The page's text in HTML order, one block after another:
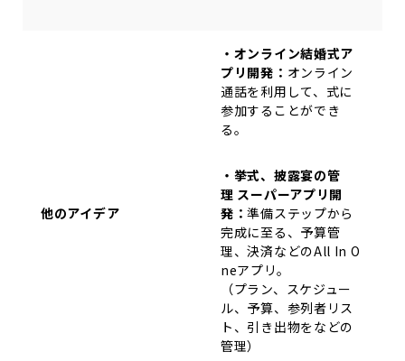
他のアイデア
・オンライン結婚式ア
プリ開発： オンライン
通話を利用して、式に
参加することができ
る。
・挙式、披露宴の管
理 スーパーアプリ開
発：準備ステップから
完成に至る、予算管
理、決済などのAll In O
neアプリ。
（プラン、スケジュー
ル、予算、参列者リス
ト、引き出物をなどの
管理）